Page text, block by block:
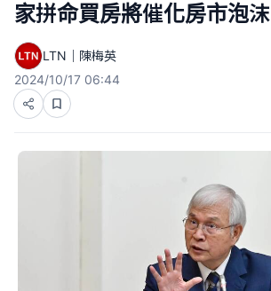
家拼命買房將催化房市泡沫
LTN｜陳梅英
2024/10/17 06:44